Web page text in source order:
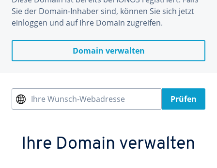
Sie der Domain-Inhaber sind, können Sie sich jetzt
einloggen und auf Ihre Domain zugreifen.
Domain verwalten
Ihre Wunsch-Webadresse Prüfen
Ihre Domain verwalten